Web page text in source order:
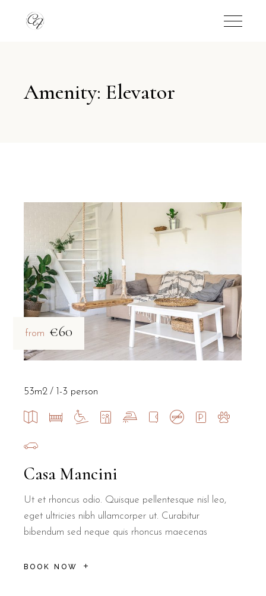
Amenity: Elevator
from €60
Casa Mancini
Ut et rhoncus odio. Quisque pellentesque nisl leo,
eget ultricies nibh ullamcorper ut. Curabitur
bibendum sed neque quis rhoncus maecenas
BOOK NOW
53m2 1-3 person